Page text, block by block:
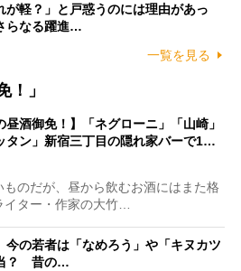
が軽？」と戸惑うのには理由があっ
らなる躍進…
一覧を見る
！」
昼酒御免！】「ネグローニ」「山崎」
タン」新宿三丁目の隠れ家バーで1…
のだが、昼から飲むお酒にはまた格
ター・作家の大竹…
今の若者は「なめろう」や「キヌカツ
？ 昔の…